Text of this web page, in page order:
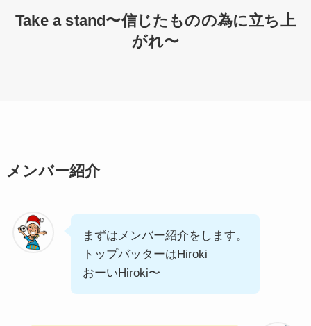
Take a stand〜信じたものの為に立ち上
がれ〜
メンバー紹介
まずはメンバー紹介をします。
トップバッターはHiroki
おーいHiroki〜